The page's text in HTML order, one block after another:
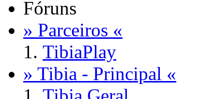
Fóruns
» Parceiros «
TibiaPlay
» Tibia - Principal «